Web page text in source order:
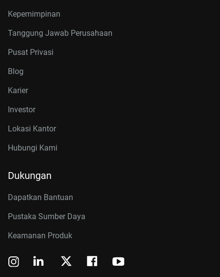
Kepemimpinan
Tanggung Jawab Perusahaan
Pusat Privasi
Blog
Karier
Investor
Lokasi Kantor
Hubungi Kami
Dukungan
Dapatkan Bantuan
Pustaka Sumber Daya
Keamanan Produk